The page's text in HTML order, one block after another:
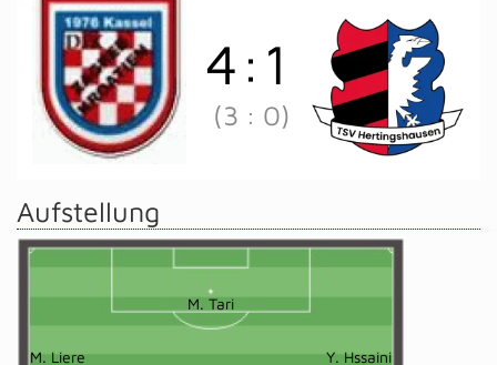
4 : 1
(3 : 0)
Aufstellung
M. Tari
M. Liere Y. Hssaini